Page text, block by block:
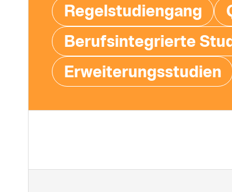
Regelstudiengang
Berufsintegrierte
Erweiterungsstudien